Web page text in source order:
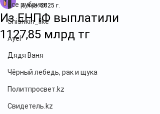
Все рубрики
Shishkin_like
Ayel
Дядя Ваня
Чёрный лебедь, рак и щука
Политпросвет.kz
Свидетель.kz
Из ЕНПФ выплатили
1127,85 млрд тг
6 янв. 2025 г.